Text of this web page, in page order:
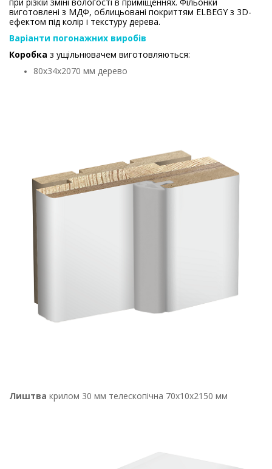
виготовлені з МДФ, облицьовані покриттям ELBEGY з 3D-
ефектом під колір і текстуру дерева.
Варіанти погонажних виробів
Коробка з ущільнювачем виготовляються:
80х34х2070 мм дерево
Лиштва крилом 30 мм телескопічна 70х10х2150 мм